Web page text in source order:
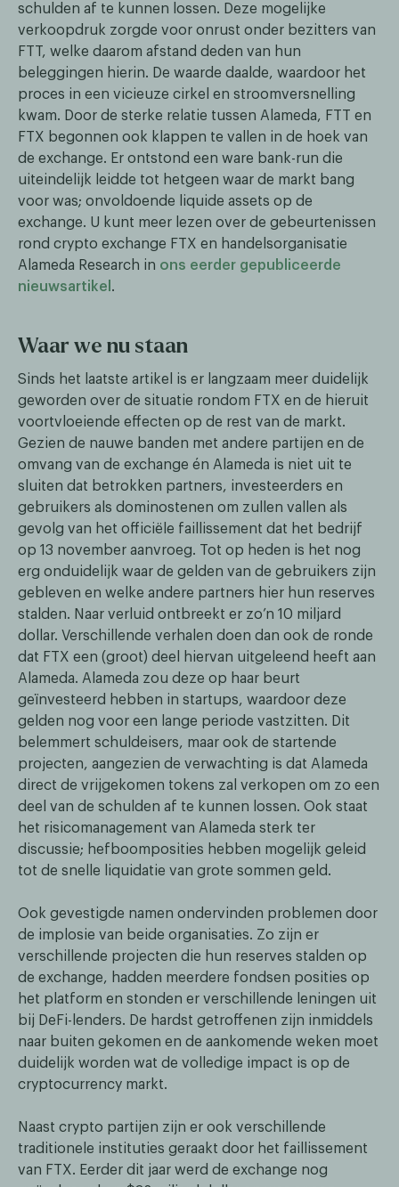
schulden af te kunnen lossen. Deze mogelijke
verkoopdruk zorgde voor onrust onder bezitters van
FTT, welke daarom afstand deden van hun
beleggingen hierin. De waarde daalde, waardoor het
proces in een vicieuze cirkel en stroomversnelling
kwam. Door de sterke relatie tussen Alameda, FTT en
FTX begonnen ook klappen te vallen in de hoek van
de exchange. Er ontstond een ware bank-run die
uiteindelijk leidde tot hetgeen waar de markt bang
voor was; onvoldoende liquide assets op de
exchange. U kunt meer lezen over de gebeurtenissen
rond crypto exchange FTX en handelsorganisatie
Alameda Research in ons eerder gepubliceerde
nieuwsartikel .
Waar we nu staan
Sinds het laatste artikel is er langzaam meer duidelijk
geworden over de situatie rondom FTX en de hieruit
voortvloeiende effecten op de rest van de markt.
Gezien de nauwe banden met andere partijen en de
omvang van de exchange én Alameda is niet uit te
sluiten dat betrokken partners, investeerders en
gebruikers als dominostenen om zullen vallen als
gevolg van het officiële faillissement dat het bedrijf
op 13 november aanvroeg. Tot op heden is het nog
erg onduidelijk waar de gelden van de gebruikers zijn
gebleven en welke andere partners hier hun reserves
stalden. Naar verluid ontbreekt er zo’n 10 miljard
dollar. Verschillende verhalen doen dan ook de ronde
dat FTX een (groot) deel hiervan uitgeleend heeft aan
Alameda. Alameda zou deze op haar beurt
geïnvesteerd hebben in startups, waardoor deze
gelden nog voor een lange periode vastzitten. Dit
belemmert schuldeisers, maar ook de startende
projecten, aangezien de verwachting is dat Alameda
direct de vrijgekomen tokens zal verkopen om zo een
deel van de schulden af te kunnen lossen. Ook staat
het risicomanagement van Alameda sterk ter
discussie; hefboomposities hebben mogelijk geleid
tot de snelle liquidatie van grote sommen geld.
Ook gevestigde namen ondervinden problemen door
de implosie van beide organisaties. Zo zijn er
verschillende projecten die hun reserves stalden op
de exchange, hadden meerdere fondsen posities op
het platform en stonden er verschillende leningen uit
bij DeFi-lenders. De hardst getroffenen zijn inmiddels
naar buiten gekomen en de aankomende weken moet
duidelijk worden wat de volledige impact is op de
cryptocurrency markt.
Naast crypto partijen zijn er ook verschillende
traditionele instituties geraakt door het faillissement
van FTX. Eerder dit jaar werd de exchange nog